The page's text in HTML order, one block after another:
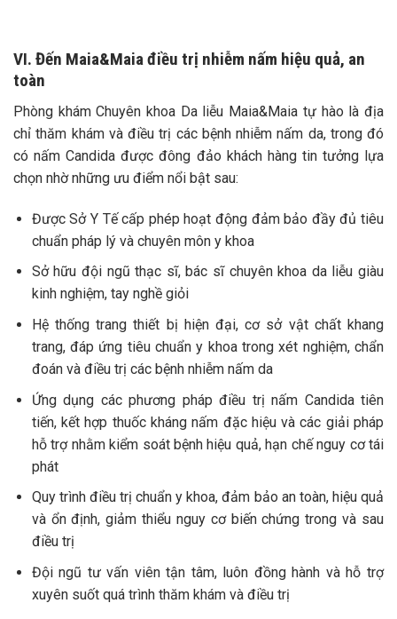
VI. Đến Maia&Maia điều trị nhiễm nấm hiệu quả, an
toàn
Phòng khám Chuyên khoa Da liễu Maia&Maia tự hào là địa
chỉ thăm khám và điều trị các bệnh nhiễm nấm da, trong đó
có nấm Candida được đông đảo khách hàng tin tưởng lựa
chọn nhờ những ưu điểm nổi bật sau:
Được Sở Y Tế cấp phép hoạt động đảm bảo đầy đủ tiêu
chuẩn pháp lý và chuyên môn y khoa
Sở hữu đội ngũ thạc sĩ, bác sĩ chuyên khoa da liễu giàu
kinh nghiệm, tay nghề giỏi
Hệ thống trang thiết bị hiện đại, cơ sở vật chất khang
trang, đáp ứng tiêu chuẩn y khoa trong xét nghiệm, chẩn
đoán và điều trị các bệnh nhiễm nấm da
Ứng dụng các phương pháp điều trị nấm Candida tiên
tiến, kết hợp thuốc kháng nấm đặc hiệu và các giải pháp
hỗ trợ nhằm kiểm soát bệnh hiệu quả, hạn chế nguy cơ tái
phát
Quy trình điều trị chuẩn y khoa, đảm bảo an toàn, hiệu quả
và ổn định, giảm thiểu nguy cơ biến chứng trong và sau
điều trị
Đội ngũ tư vấn viên tận tâm, luôn đồng hành và hỗ trợ
xuyên suốt quá trình thăm khám và điều trị